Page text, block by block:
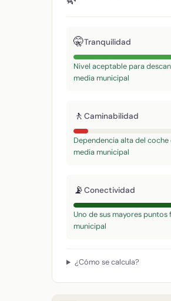
🤫Tranquilidad
Nivel aceptable para
media municipal
🚶 Caminabilidad
Dependencia alta del
media municipal
📡Conectividad
Uno de sus mayores
municipal
¿Cómo se calcula?